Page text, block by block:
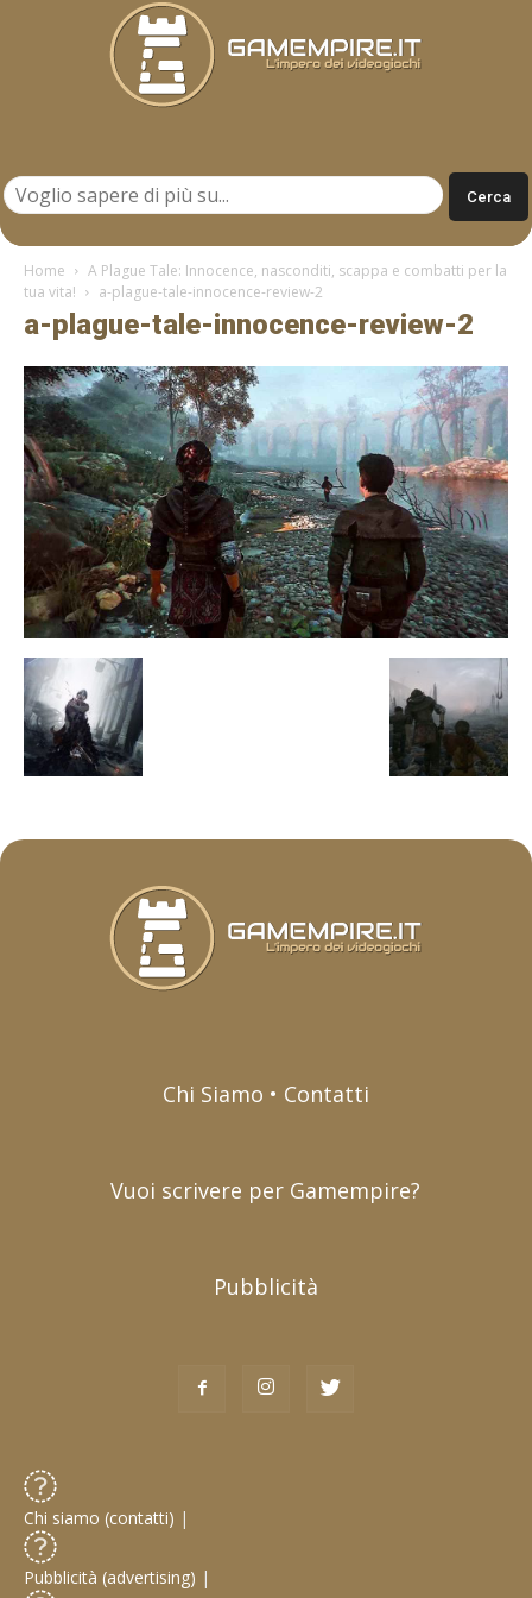
Home
A Plague Tale: Innocence, nasconditi, scappa e combatti per la
tua vita!
a-plague-tale-innocence-review-2
a-plague-tale-innocence-review-2
Chi Siamo • Contatti
Vuoi scrivere per Gamempire?
Pubblicità
Chi siamo (contatti) |
Pubblicità (advertising) |